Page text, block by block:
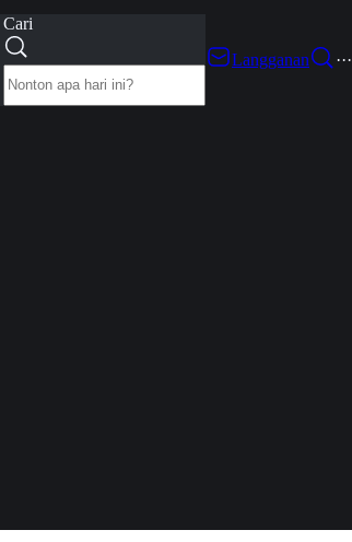
Cari
Langganan
···